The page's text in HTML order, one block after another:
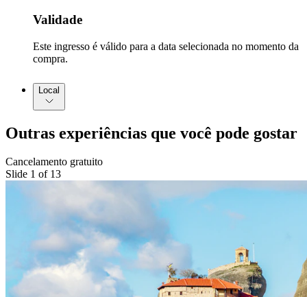
Validade
Este ingresso é válido para a data selecionada no momento da
compra.
Local
Outras experiências que você pode gostar
Cancelamento gratuito
Slide 1 of 13